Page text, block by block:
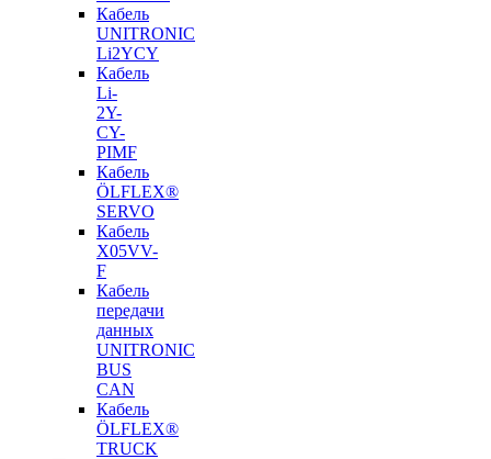
Кабель
UNITRONIC
Li2YCY
Кабель
Li-
2Y-
CY-
PIMF
Кабель
ÖLFLEX®
SERVO
Кабель
X05VV-
F
Кабель
передачи
данных
UNITRONIC
BUS
CAN
Кабель
ÖLFLEX®
TRUCK